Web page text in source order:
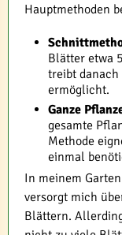
Hauptmethoden
Blätter etwa
treibt danach
ermöglicht.
Ganze
gesamte
Methode
einmal
In meinem
versorgt mich
Blättern.